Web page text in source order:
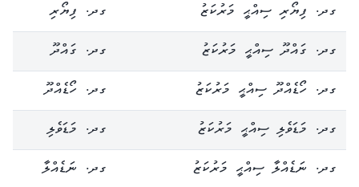
ގދ. ފިޔޯރި ސިއްޙީ މަރުކަޒު
ގދ. ފިޔޯރި
ގދ. ގައްދޫ ސިއްޙީ މަރުކަޒު
ގދ. ގައްދޫ
ގދ. ހޯޑެއްދޫ ސިއްޙީ މަރުކަޒު
ގދ. ހޯޑެއްދޫ
ގދ. މަޑަވެލި ސިއްޙީ މަރުކަޒު
ގދ. މަޑަވެލި
ގދ. ނަޑެއްލާ ސިއްޙީ މަރުކަޒު
ގދ. ނަޑެއްލާ